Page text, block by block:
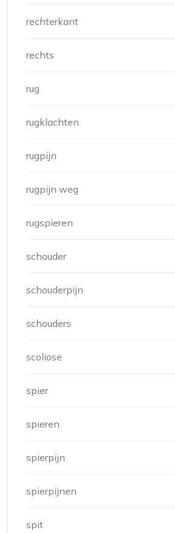
rechterkant
rechts
rug
rugklachten
rugpijn
rugpijn weg
rugspieren
schouder
schouderpijn
schouders
scoliose
spier
spieren
spierpijn
spierpijnen
spit